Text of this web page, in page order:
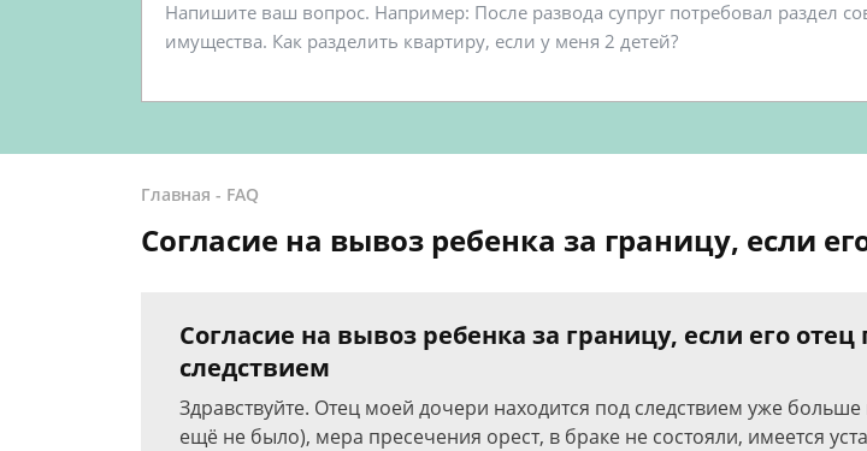
Главная - FAQ
Согласие на вывоз ребенка за границу, если
Согласие на вывоз ребенка за границу, если его отец
следствием
Здравствуйте. Отец моей дочери находится под следствием уже больше
ещё не было), мера пресечения орест, в браке не состояли, имеется